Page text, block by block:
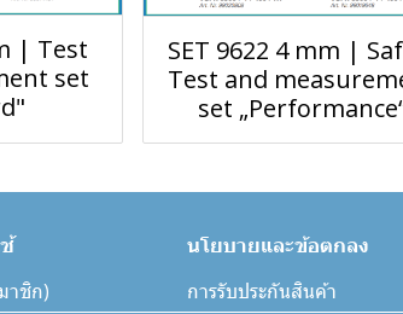
| Test
set
SET 9622 4 mm |
Test and
set
าชิก)
นโยบายและข้อตกลง
การรับประกันสินค้า